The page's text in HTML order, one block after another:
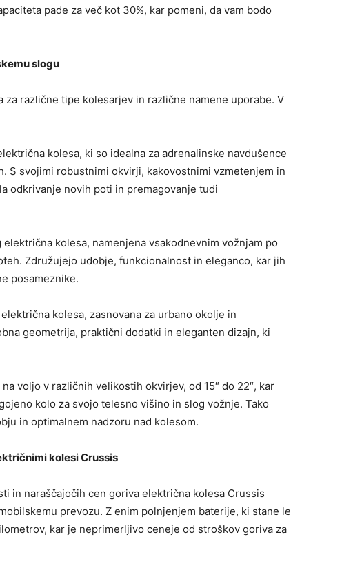
pade za več kot 30%, kar pomeni, da vam bodo
slogu
za različne tipe kolesarjev in različne namene uporabe. V
kolesa, ki so idealna za adrenalinske navdušence
S svojimi robustnimi okvirji, kakovostnimi vzmetenjem in
odkrivanje novih poti in premagovanje tudi
električna kolesa, namenjena vsakodnevnim vožnjam po
Združujejo udobje, funkcionalnost in eleganco, kar jih
posameznike.
kolesa, zasnovana za urbano okolje in
geometrija, praktični dodatki in eleganten dizajn, ki
voljo v različnih velikostih okvirjev, od 15″ do 22″, kar
kolo za svojo telesno višino in slog vožnje. Tako
in optimalnem nadzoru nad kolesom.
kolesi Crussis
in naraščajočih cen goriva električna kolesa Crussis
prevozu. Z enim polnjenjem baterije, ki stane le
kar je neprimerljivo ceneje od stroškov goriva za